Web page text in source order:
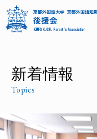
新着情報
Topics